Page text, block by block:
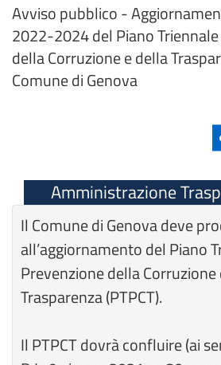
Avviso pubblico -
2022-2024 del Piano
della Corruzione e della
Comune di Genova
Amministrazione
Il Comune di Genova deve
all’aggiornamento del Piano
Prevenzione della Corruzione
Trasparenza (PTPCT).
Il PTPCT dovrà confluire (ai